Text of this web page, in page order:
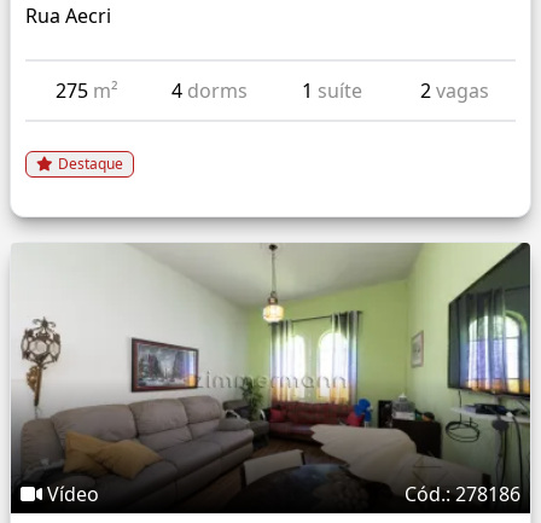
Rua Aecri
275 m² 4 dorms 1 suíte 2vagas
Destaque
Vídeo Cód.: 278186